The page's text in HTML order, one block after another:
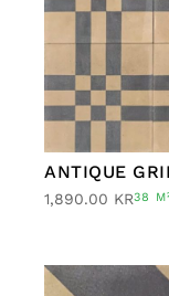
ANTIQUE
1,890.00 KR38